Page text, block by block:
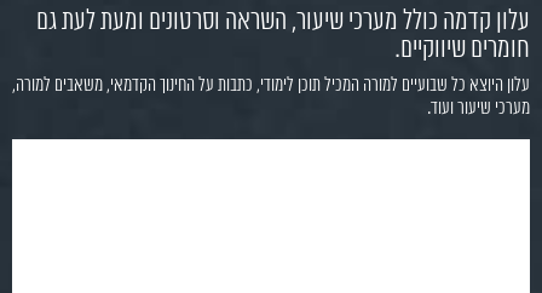
עלון קדמה כולל מערכי שיעור, השראה וסרטונים ומעת לעת גם
חומרים שיווקיים.
עלון היוצא כל שבועיים למורה המכיל תוכן לימודי, כתבות על החינוך הקדמאי, משאבים למורה,
מערכי שיעור ועוד.